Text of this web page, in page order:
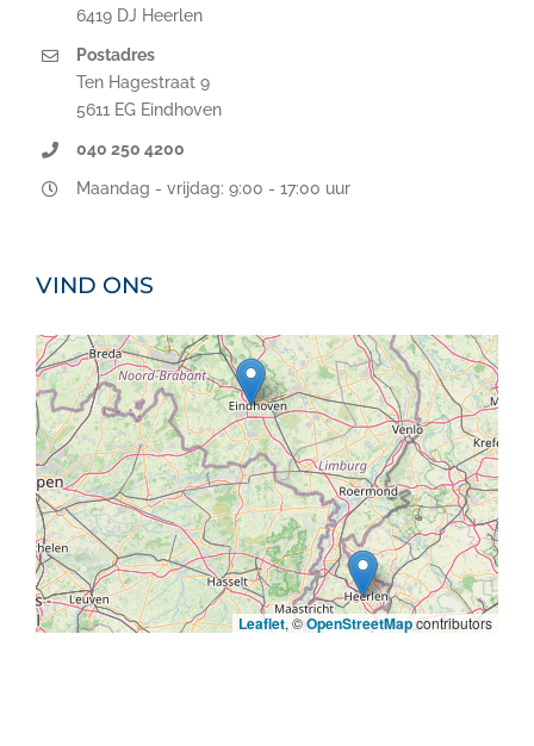
6419 DJ Heerlen
Postadres
Ten Hagestraat 9
5611 EG Eindhoven
040 250 4200
Maandag - vrijdag: 9:00 - 17:00 uur
VIND ONS
Leaflet, ©OpenStreetMapcontributors